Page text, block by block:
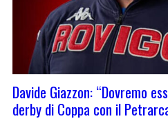
Davide Giazzon: “Dovremo
derby di Coppa con il